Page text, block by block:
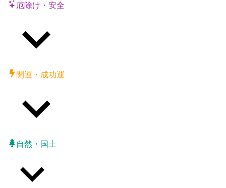
厄除け・安全
開運・成功運
自然・国土